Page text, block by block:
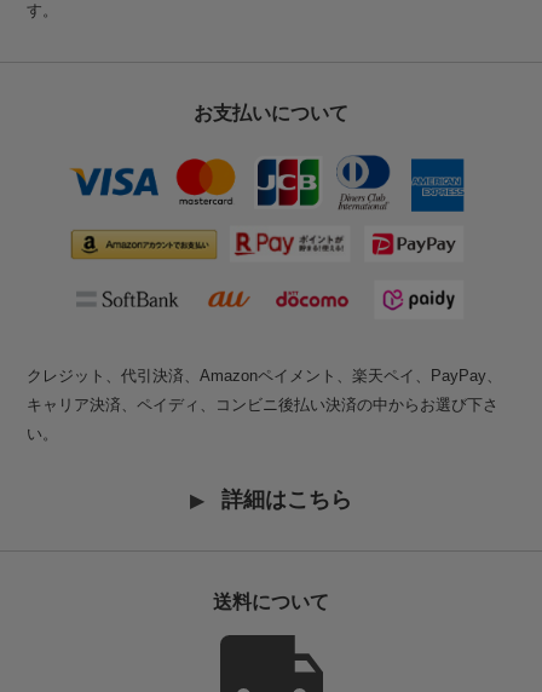
す。
お支払いについて
クレジット、代引決済、Amazonペイメント、楽天ペイ、PayPay、
キャリア決済、ペイディ、コンビニ後払い決済の中からお選び下さ
い。
詳細はこちら
送料について